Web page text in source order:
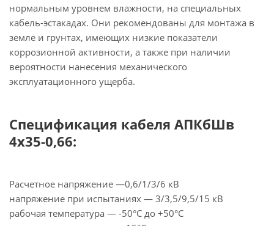
нормальным уровнем влажности, на специальных
кабель-эстакадах. Они рекомендованы для монтажа в
земле и грунтах, имеющих низкие показатели
коррозионной активности, а также при наличии
вероятности нанесения механического
эксплуатационного ущерба.
Спецификация кабеля АПКбШв
4х35-0,66:
Расчетное напряжение —0,6/1/3/6 кВ
напряжение при испытаниях — 3/3,5/9,5/15 кВ
рабочая температура — -50°С до +50°С